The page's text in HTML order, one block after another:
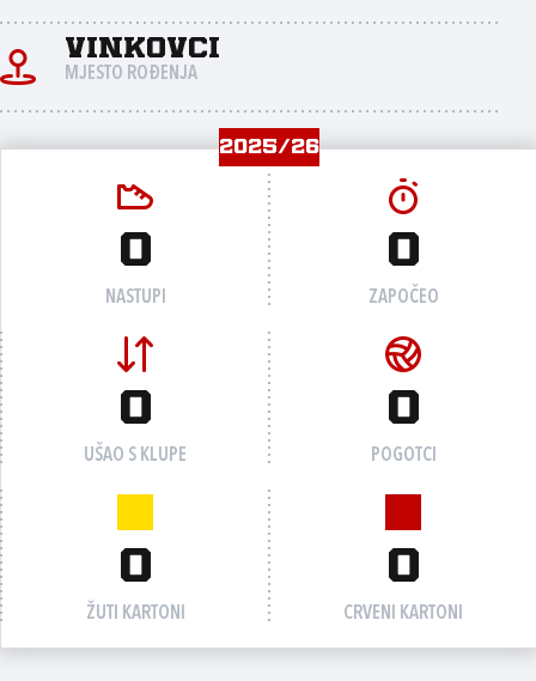
Vinkovci
MJESTO ROĐENJA
2025/26
0
NASTUPI
0
ZAPOČEO
0
UŠAO S KLUPE
0
POGOTCI
0
ŽUTI KARTONI
0
CRVENI KARTONI